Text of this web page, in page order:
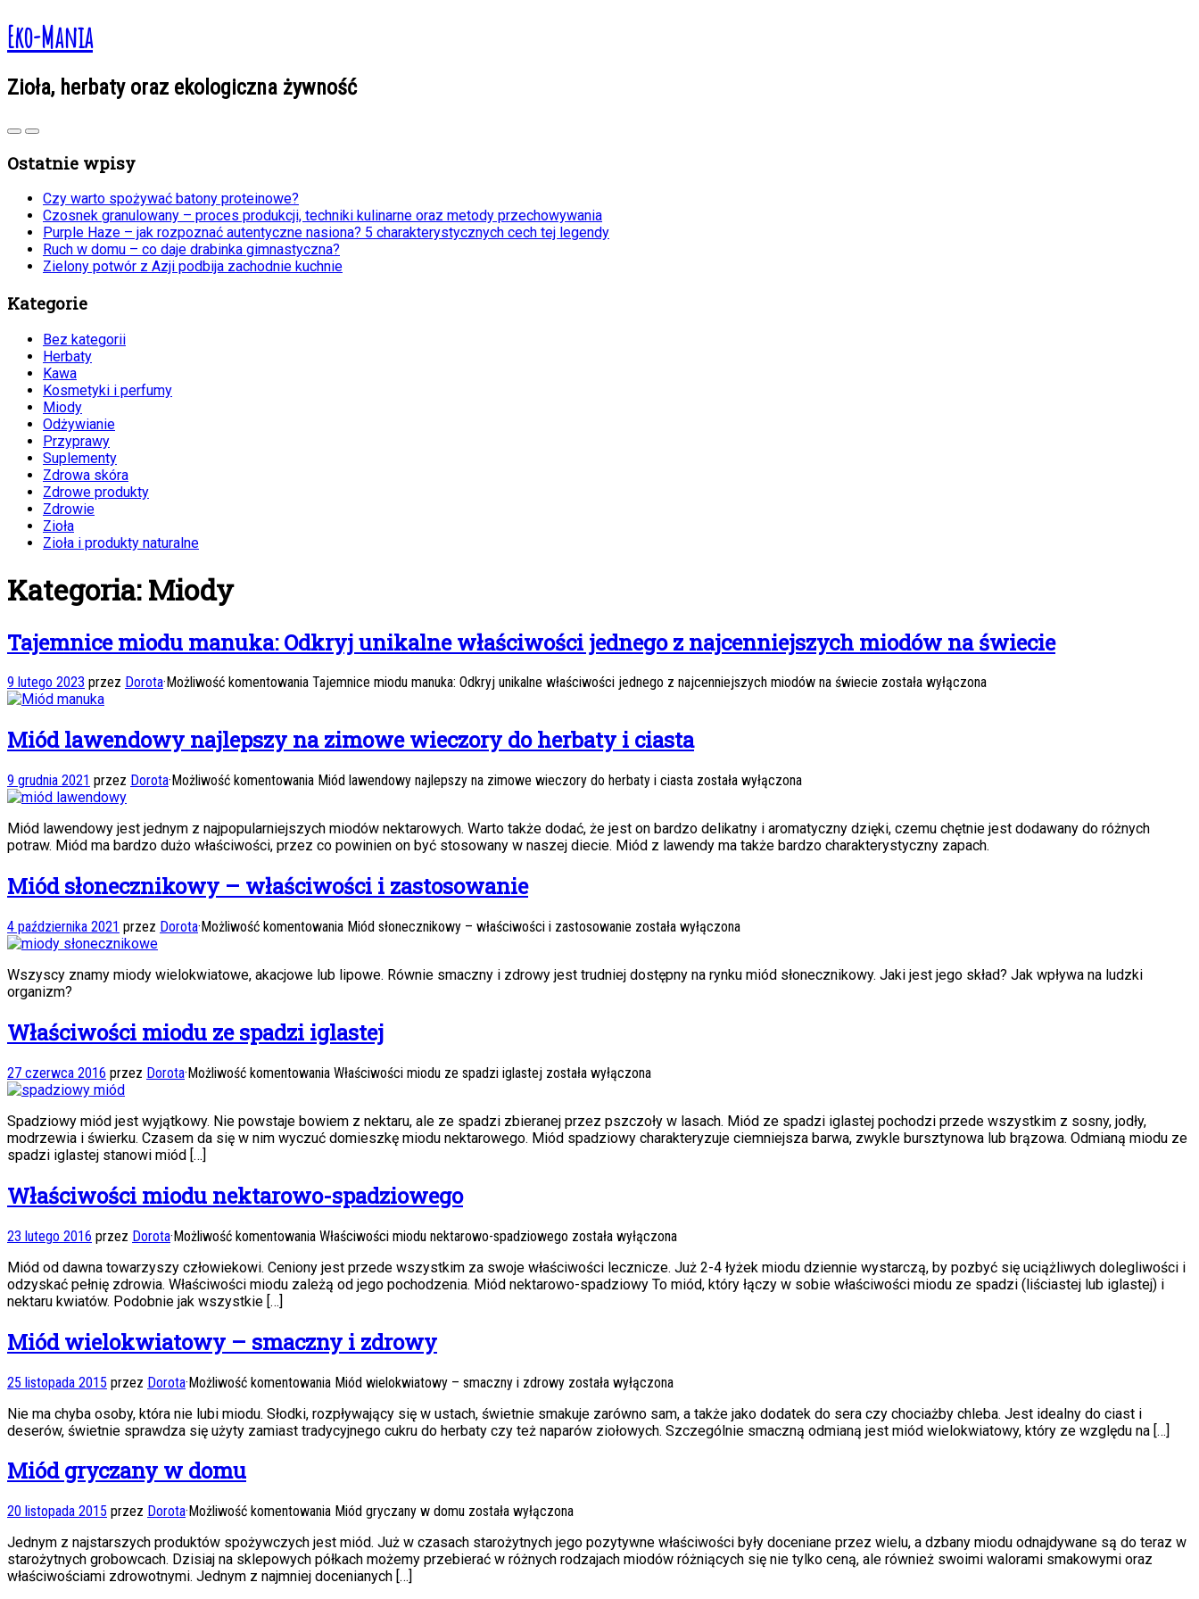
Eko-Mania
Zioła, herbaty oraz ekologiczna żywność
Ostatnie wpisy
Czy warto spożywać batony proteinowe?
Czosnek granulowany – proces produkcji, techniki kulinarne oraz metody przechowywania
Purple Haze – jak rozpoznać autentyczne nasiona? 5 charakterystycznych cech tej legendy
Ruch w domu – co daje drabinka gimnastyczna?
Zielony potwór z Azji podbija zachodnie kuchnie
Kategorie
Bez kategorii
Herbaty
Kawa
Kosmetyki i perfumy
Miody
Odżywianie
Przyprawy
Suplementy
Zdrowa skóra
Zdrowe produkty
Zdrowie
Zioła
Zioła i produkty naturalne
Kategoria:Miody
Tajemnice miodu manuka: Odkryj unikalne właściwości jednego z najcenniejszych miodów na świecie
9 lutego 2023 przez Dorota· Możliwość komentowania Tajemnice miodu manuka: Odkryj unikalne właściwości jednego z najcenniejszych miodów na świecie została wyłączona
Miód lawendowy najlepszy na zimowe wieczory do herbaty i ciasta
9 grudnia 2021 przez Dorota· Możliwość komentowania Miód lawendowy najlepszy na zimowe wieczory do herbaty i ciasta została wyłączona
Miód lawendowy jest jednym z najpopularniejszych miodów nektarowych. Warto także dodać, że jest on bardzo delikatny i aromatyczny dzięki, czemu chętnie jest dodawany do różnych
potraw. Miód ma bardzo dużo właściwości, przez co powinien on być stosowany w naszej diecie. Miód z lawendy ma także bardzo charakterystyczny zapach.
Miód słonecznikowy – właściwości i zastosowanie
4 października 2021 przez Dorota·Możliwość komentowania Miód słonecznikowy – właściwości i zastosowanie została wyłączona
Wszyscy znamy miody wielokwiatowe, akacjowe lub lipowe. Równie smaczny i zdrowy jest trudniej dostępny na rynku miód słonecznikowy. Jaki jest jego skład? Jak wpływa na ludzki
organizm?
Właściwości miodu ze spadzi iglastej
27 czerwca 2016 przez Dorota·Możliwość komentowania Właściwości miodu ze spadzi iglastej została wyłączona
Spadziowy miód jest wyjątkowy. Nie powstaje bowiem z nektaru, ale ze spadzi zbieranej przez pszczoły w lasach. Miód ze spadzi iglastej pochodzi przede wszystkim z sosny, jodły,
modrzewia i świerku. Czasem da się w nim wyczuć domieszkę miodu nektarowego. Miód spadziowy charakteryzuje ciemniejsza barwa, zwykle bursztynowa lub brązowa. Odmianą miodu ze
spadzi iglastej stanowi miód […]
Właściwości miodu nektarowo-spadziowego
23 lutego 2016 przez Dorota·Możliwość komentowania Właściwości miodu nektarowo-spadziowego została wyłączona
Miód od dawna towarzyszy człowiekowi. Ceniony jest przede wszystkim za swoje właściwości lecznicze. Już 2-4 łyżek miodu dziennie wystarczą, by pozbyć się uciążliwych dolegliwości i
odzyskać pełnię zdrowia. Właściwości miodu zależą od jego pochodzenia. Miód nektarowo-spadziowy To miód, który łączy w sobie właściwości miodu ze spadzi (liściastej lub iglastej) i
nektaru kwiatów. Podobnie jak wszystkie […]
Miód wielokwiatowy – smaczny i zdrowy
25 listopada 2015 przez Dorota·Możliwość komentowania Miód wielokwiatowy – smaczny i zdrowy została wyłączona
Nie ma chyba osoby, która nie lubi miodu. Słodki, rozpływający się w ustach, świetnie smakuje zarówno sam, a także jako dodatek do sera czy chociażby chleba. Jest idealny do ciast i
deserów, świetnie sprawdza się użyty zamiast tradycyjnego cukru do herbaty czy też naparów ziołowych. Szczególnie smaczną odmianą jest miód wielokwiatowy, który ze względu na […]
Miód gryczany w domu
20 listopada 2015 przez Dorota· Możliwość komentowania Miód gryczany w domu została wyłączona
Jednym z najstarszych produktów spożywczych jest miód. Już w czasach starożytnych jego pozytywne właściwości były doceniane przez wielu, a dzbany miodu odnajdywane są do teraz w
starożytnych grobowcach. Dzisiaj na sklepowych półkach możemy przebierać w różnych rodzajach miodów różniących się nie tylko ceną, ale również swoimi walorami smakowymi oraz
właściwościami zdrowotnymi. Jednym z najmniej docenianych […]